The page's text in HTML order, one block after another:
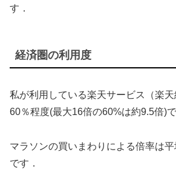
す．
経済圏の利用度
私が利用している楽天サービス（楽
60％程度(最大16倍の60%は約9.5倍)で
マラソンの買いまわりによる倍率は
です．